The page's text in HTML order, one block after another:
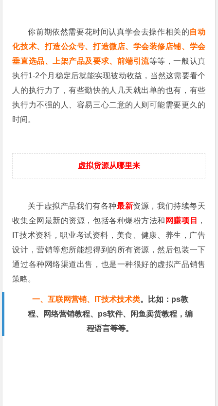
你前期依然需要花时间认真学会去操作相关的自动
化技术、打造公众号、打造微店、学会装修店铺、学会
垂直选品、上架产品及要求、前端引流等等，一般认真
执行1-2个月稳定后就能实现被动收益，当然这需要看个
人的执行力了，有些勤快的人几天就出单的也有，有些
执行力不强的人、容易三心二意的人则可能需要更久的
时间。
虚拟货源从哪里来
关于虚拟产品我们有各种最新资源，我们持续每天
收集全网最新的资源，包括各种爆粉方法和 网赚项目
，
IT技术资料，职业考试资料，美食、健康、养生，广告
设计，营销等您所能想得到的所有资源，然后包装一下
通过各种网络渠道出售，也是一种很好的虚拟产品销售
策略。
一、互联网营销、IT技术技术类。
比如：ps教
程、网络营销教程、ps软件、闲鱼卖货教程，编
程语言等等。